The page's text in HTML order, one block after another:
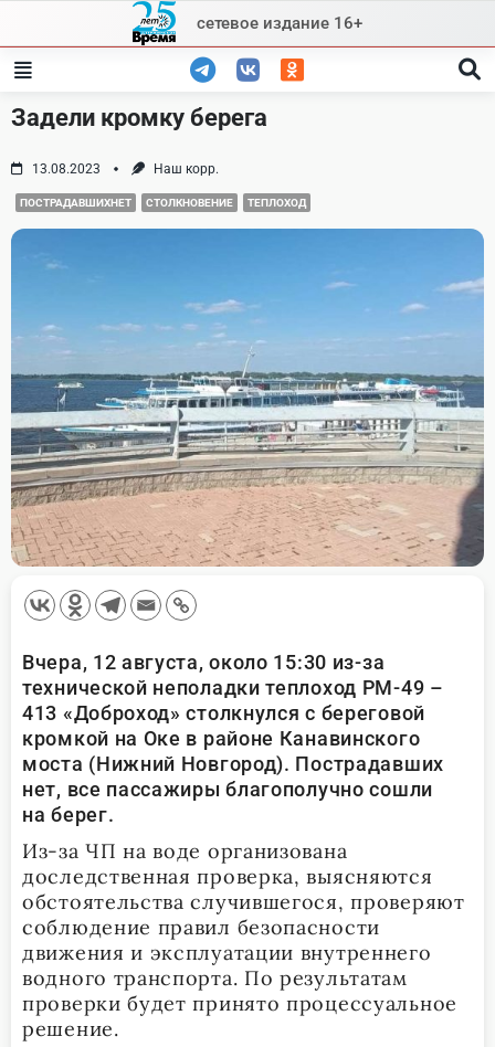
content
сетевое издание 16+
Задели кромку берега
13.08.2023 Наш корр.
ПОСТРАДАВШИХНЕТ СТОЛКНОВЕНИЕ ТЕПЛОХОД
Вчера, 12 августа, около 15:30 из-за
технической неполадки теплоход РМ-49 –
413 «Доброход» столкнулся с береговой
кромкой на Оке в районе Канавинского
моста (Нижний Новгород). Пострадавших
нет, все пассажиры благополучно сошли
на берег.
Из-за ЧП на воде организована
доследственная проверка, выясняются
обстоятельства случившегося, проверяют
соблюдение правил безопасности
движения и эксплуатации внутреннего
водного транспорта. По результатам
проверки будет принято процессуальное
решение.